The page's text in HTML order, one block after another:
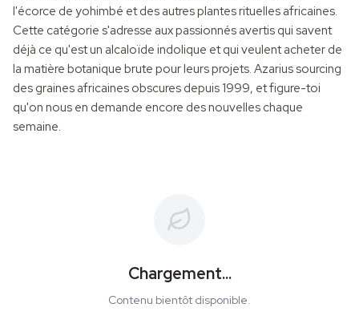
l'écorce de yohimbé et des autres plantes rituelles africaines.
Cette catégorie s'adresse aux passionnés avertis qui savent
déjà ce qu'est un alcaloïde indolique et qui veulent acheter de
la matière botanique brute pour leurs projets. Azarius sourcing
des graines africaines obscures depuis 1999, et figure-toi
qu'on nous en demande encore des nouvelles chaque
semaine.
Chargement...
Contenu bientôt disponible.